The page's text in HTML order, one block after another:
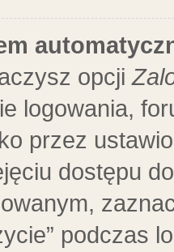
opcji
logowania,
przez
dostępu
podczas